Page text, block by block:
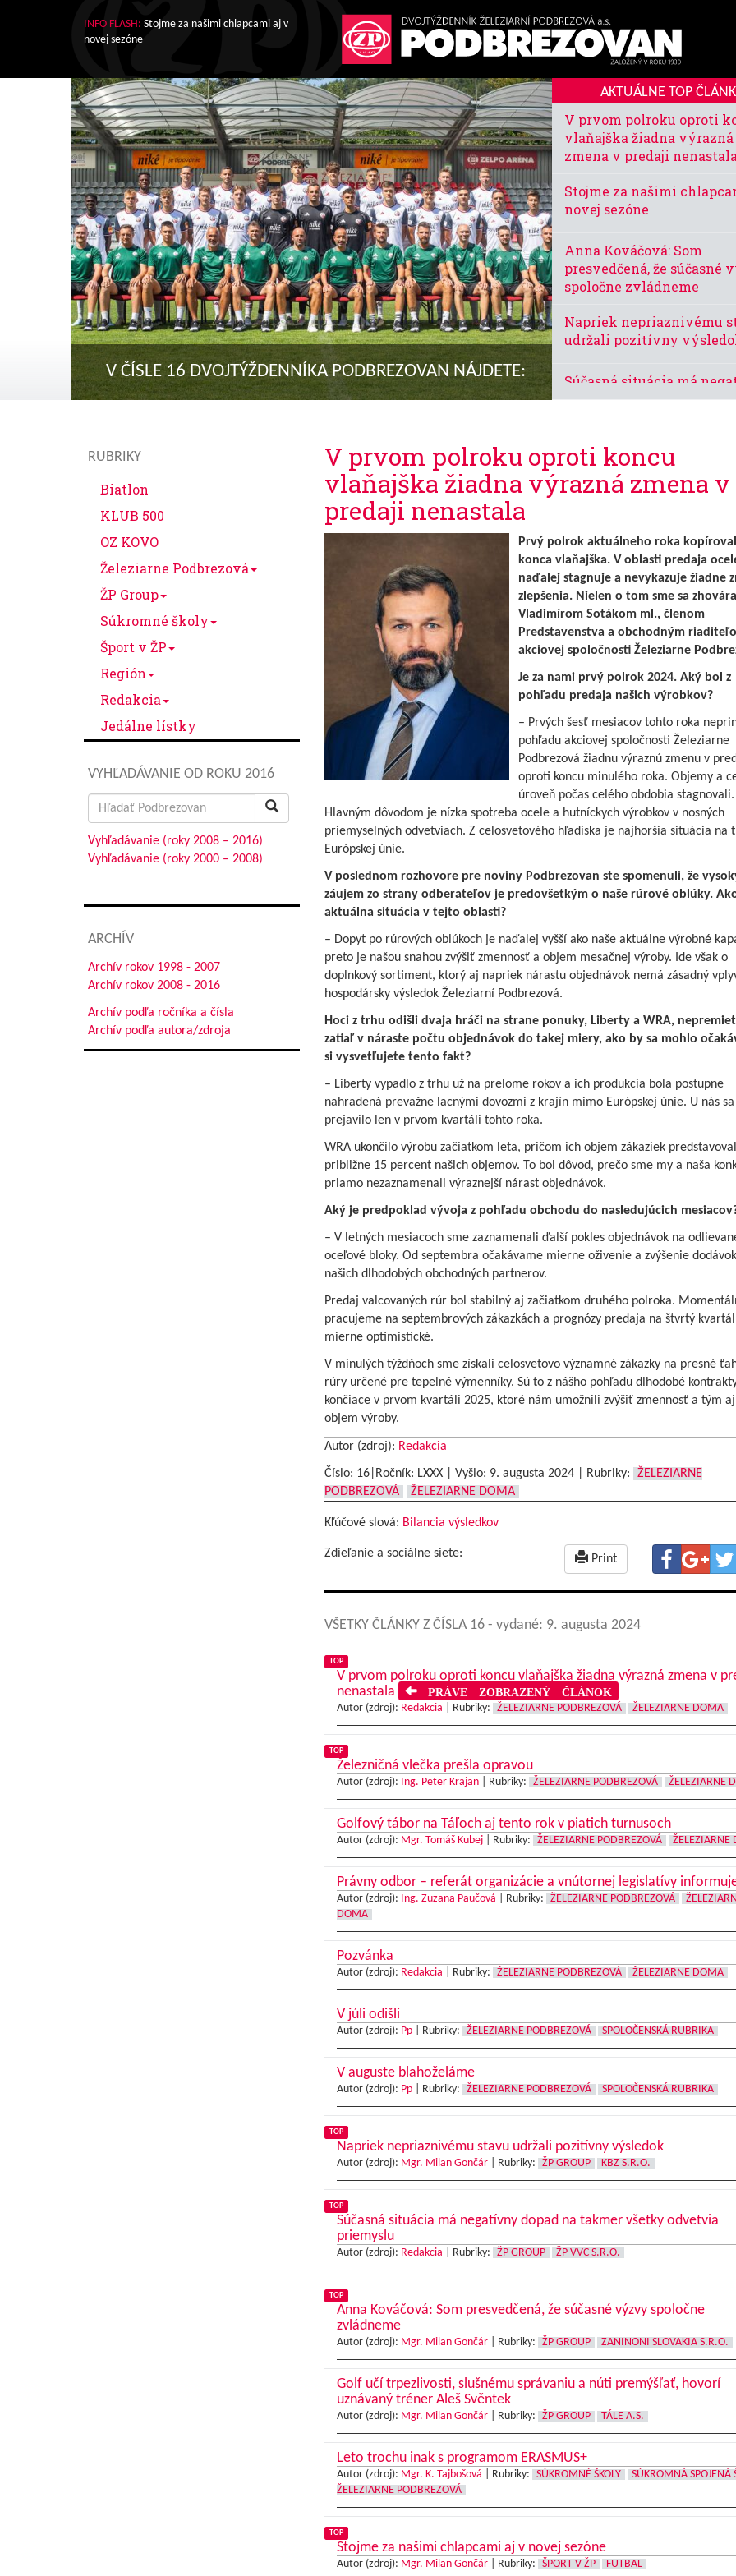
INFO FLASH: Stojme za našimi chlapcami aj v
novej sezóne
V ČÍSLE 16 DVOJTÝŽDENNÍKA PODBREZOVAN NÁJDETE:
AKTUÁLNE TOP
V prvom polroku oproti
vlaňajška žiadna výrazná
zmena v predaji nenastala
Stojme za našimi
novej sezóne
Anna Kováčová: Som
presvedčená, že súčasné
spoločne zvládneme
Napriek nepriaznivému
udržali pozitívny
Súčasná situácia má
dopad na takmer všetky
Železničná vlečka prešla
opravou
hovorí uznávaný tréner
Svěntek
Golfový tábor na Táľoch aj
rok v piatich turnusoch
Leto trochu inak s
ERASMUS+
Novú sezónu sme
remízou so Žilinou a
Slovane
Greško je späť v
trénovať bude devätnástku
skúsenosti
legislatívy informuje
Pozvánka
V júli odišli
V auguste blahoželáme
Výherca súťažnej krížovky
Editoriál
RUBRIKY
Biatlon
KLUB 500
OZ KOVO
Železiarne Podbrezová
ŽP Group
Súkromné školy
Šport v ŽP
Región
Redakcia
Jedálne lístky
VYHĽADÁVANIE OD ROKU 2016
Search
for:
Vyhľadávanie (roky 2008 – 2016)
Vyhľadávanie (roky 2000 – 2008)
ARCHÍV
Archív rokov 1998 - 2007
Archív rokov 2008 - 2016
Archív podľa ročníka a čísla
Archív podľa autora/zdroja
V prvom polroku oproti koncu
vlaňajška žiadna výrazná zmena v
predaji nenastala
Prvý polrok aktuálneho roka
konca vlaňajška. V oblasti predaja
naďalej stagnuje a nevykazuje žiadne
zlepšenia. Nielen o tom sme sa
Vladimírom Sotákom ml., členom
Predstavenstva a obchodným
akciovej spoločnosti Železiarne
Je za nami prvý polrok 2024. Aký bol z
pohľadu predaja našich výrobkov?
– Prvých šesť mesiacov tohto roka
pohľadu akciovej spoločnosti Železiarne
Podbrezová žiadnu výraznú zmenu v
oproti koncu minulého roka. Objemy a
úroveň počas celého obdobia stagnovali.
Hlavným dôvodom je nízka spotreba ocele a hutníckych výrobkov v nosných
priemyselných odvetviach. Z celosvetového hľadiska je najhoršia situácia na
Európskej únie.
V poslednom rozhovore pre noviny Podbrezovan ste spomenuli, že
záujem zo strany odberateľov je predovšetkým o naše rúrové oblúky.
aktuálna situácia v tejto oblasti?
– Dopyt po rúrových oblúkoch je naďalej vyšší ako naše aktuálne výrobné
preto je našou snahou zvýšiť zmennosť a objem mesačnej výroby. Ide však o
doplnkový sortiment, ktorý aj napriek nárastu objednávok nemá zásadný
hospodársky výsledok Železiarní Podbrezová.
Hoci z trhu odišli dvaja hráči na strane ponuky, Liberty a WRA,
zatiaľ v náraste počtu objednávok do takej miery, ako by sa mohlo
si vysvetľujete tento fakt?
– Liberty vypadlo z trhu už na prelome rokov a ich produkcia bola postupne
nahradená prevažne lacnými dovozmi z krajín mimo Európskej únie. U nás
prejavilo len v prvom kvartáli tohto roka.
WRA ukončilo výrobu začiatkom leta, pričom ich objem zákaziek predstavoval
približne 15 percent našich objemov. To bol dôvod, prečo sme my a naša
priamo nezaznamenali výraznejší nárast objednávok.
Aký je predpoklad vývoja z pohľadu obchodu do nasledujúcich
– V letných mesiacoch sme zaznamenali ďalší pokles objednávok na
oceľové bloky. Od septembra očakávame mierne oživenie a zvýšenie
našich dlhodobých obchodných partnerov.
Predaj valcovaných rúr bol stabilný aj začiatkom druhého polroka.
pracujeme na septembrových zákazkách a prognózy predaja na štvrtý kvartál
mierne optimistické.
V minulých týždňoch sme získali celosvetovo významné zákazky na presné
rúry určené pre tepelné výmenníky. Sú to z nášho pohľadu dlhodobé
končiace v prvom kvartáli 2025, ktoré nám umožnili zvýšiť zmennosť a tým
objem výroby.
Autor (zdroj): Redakcia
Číslo: 16|Ročník: LXXX | Vyšlo: 9. augusta 2024| Rubriky:
ŽELEZIARNE
PODBREZOVÁ
ŽELEZIARNE DOMA
Kľúčové slová: Bilancia výsledkov
Zdieľanie a sociálne siete: Print
VŠETKY ČLÁNKY Z ČÍSLA 16 - vydané: 9. augusta 2024
TOP
V prvom polroku oproti koncu vlaňajška žiadna výrazná zmena v
nenastala
PRÁVE ZOBRAZENÝ ČLÁNOK
Autor (zdroj): Redakcia Rubriky: ŽELEZIARNE PODBREZOVÁ ŽELEZIARNE DOMA
TOP
Železničná vlečka prešla opravou
Autor (zdroj): Ing. Peter Krajan| Rubriky: ŽELEZIARNE PODBREZOVÁ ŽELEZIARNE
Golfový tábor na Táľoch aj tento rok v piatich turnusoch
Autor (zdroj): Mgr. Tomáš Kubej| Rubriky: ŽELEZIARNE PODBREZOVÁ ŽELEZIARNE
Právny odbor – referát organizácie a vnútornej legislatívy
Autor (zdroj): Ing. Zuzana Paučová Rubriky: ŽELEZIARNE PODBREZOVÁ
DOMA
Pozvánka
Autor (zdroj): Redakcia Rubriky: ŽELEZIARNE PODBREZOVÁ ŽELEZIARNE DOMA
V júli odišli
Autor (zdroj): Pp| Rubriky: ŽELEZIARNE PODBREZOVÁ SPOLOČENSKÁ RUBRIKA
V auguste blahoželáme
Autor (zdroj): Pp| Rubriky: ŽELEZIARNE PODBREZOVÁ SPOLOČENSKÁ RUBRIKA
TOP
Napriek nepriaznivému stavu udržali pozitívny výsledok
Autor (zdroj): Mgr. Milan Gončár| Rubriky: ŽP GROUP KBZ S.R.O.
TOP
Súčasná situácia má negatívny dopad na takmer všetky odvetvia
priemyslu
Autor (zdroj): Redakcia Rubriky: ŽP GROUP ŽP VVC S.R.O.
TOP
Anna Kováčová: Som presvedčená, že súčasné výzvy spoločne
zvládneme
Autor (zdroj): Mgr. Milan Gončár| Rubriky: ŽP GROUP ZANINONI SLOVAKIA S.R.O.
Golf učí trpezlivosti, slušnému správaniu a núti premýšľať, hovorí
uznávaný tréner Aleš Svěntek
Autor (zdroj): Mgr. Milan Gončár| Rubriky: ŽP GROUP TÁLE A.S.
Leto trochu inak s programom ERASMUS+
Autor (zdroj): Mgr. K. Tajbošová Rubriky: SÚKROMNÉ ŠKOLY
SÚKROMNÁ SPOJENÁ
ŽELEZIARNE PODBREZOVÁ
TOP
Stojme za našimi chlapcami aj v novej sezóne
Autor (zdroj): Mgr. Milan Gončár| Rubriky: ŠPORT V ŽP FUTBAL